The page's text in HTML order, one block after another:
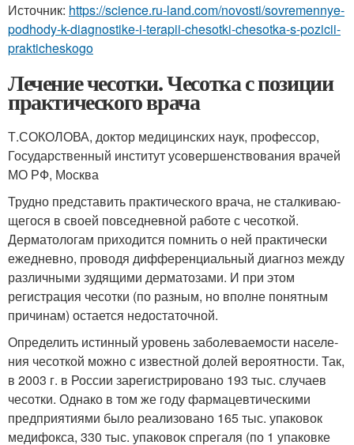
Источник: https://science.ru-land.com/novosti/sovremennye-
podhody-k-diagnostike-i-terapii-chesotki-chesotka-s-pozicii-
prakticheskogo
Лечение чесотки. Чесотка с позиции
практического врача
Т.СОКОЛОВА, доктор медицинских наук, профессор,
Государственный институт усовершенствования врачей
МО РФ, Москва
Трудно представить практического врача, не сталкиваю­
щегося в своей повседневной работе с чесоткой.
Дерматоло­гам приходится помнить о ней практически
ежедневно, прово­дя дифференциальный диагноз между
различными зудящими дерматозами. И при этом
регистрация чесотки (по разным, но вполне понятным
причинам) остается недостаточной.
Определить истинный уровень заболеваемости населе­
ния чесоткой можно с известной долей вероятности. Так,
в 2003 г. в России зарегистрировано 193 тыс. случаев
чесот­ки. Однако в том же году фармацевтическими
предприяти­ями было реализовано 165 тыс. упаковок
медифокса, 330 тыс. упаковок спрегаля (по 1 упаковке